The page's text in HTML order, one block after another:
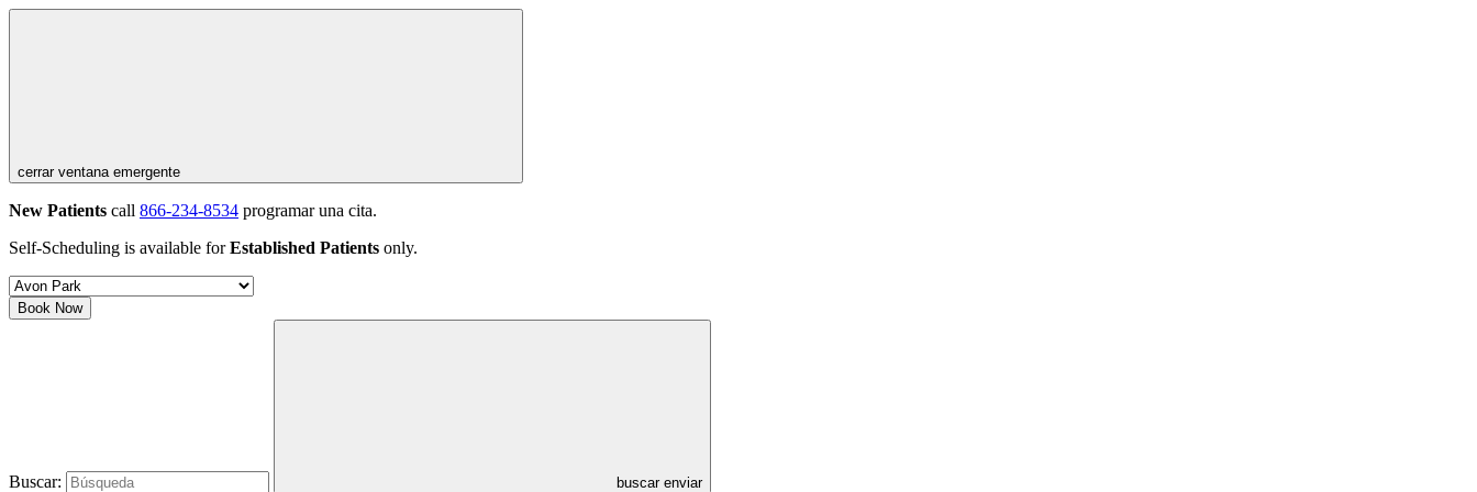
cerrar ventana emergente
New Patients call 866-234-8534 programar una cita.
Self-Scheduling is available forEstablished Patients only.
Book Now
Buscar: buscar enviar